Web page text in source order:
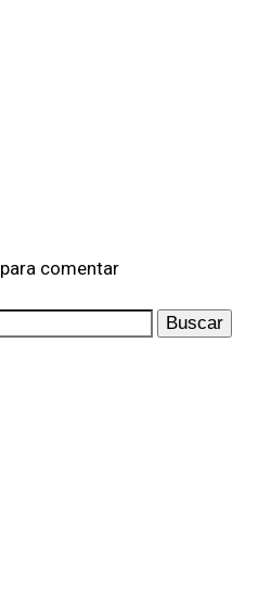
para comentar